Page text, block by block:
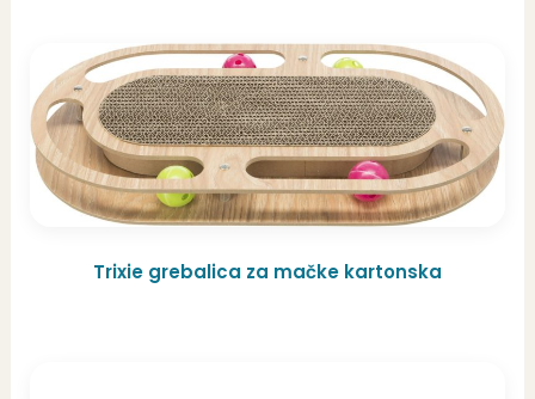
Trixie grebalica za mačke kartonska